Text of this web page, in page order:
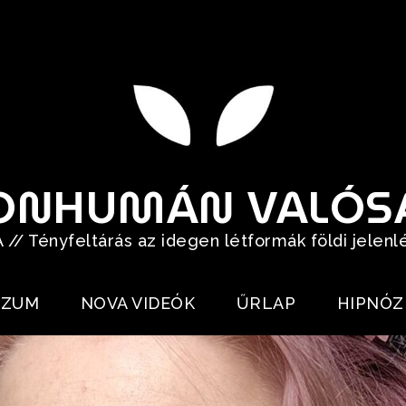
// Tényfeltárás az idegen létformák földi
NOVA VIDEÓK ŰRLAP